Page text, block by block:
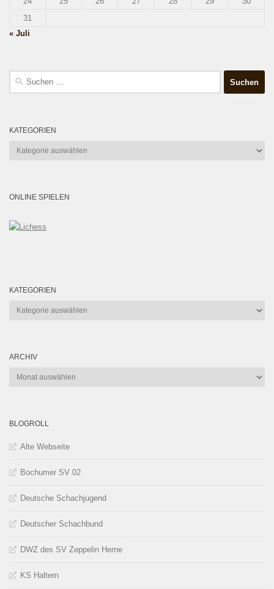
31
« Juli
Suchen
KATEGORIEN
Kategorien
ONLINE SPIELEN
KATEGORIEN
Kategorien
ARCHIV
Archiv
BLOGROLL
Alte Webseite
Bochumer SV 02
Deutsche Schachjugend
Deutscher Schachbund
DWZ des SV Zeppelin Herne
KS Haltern